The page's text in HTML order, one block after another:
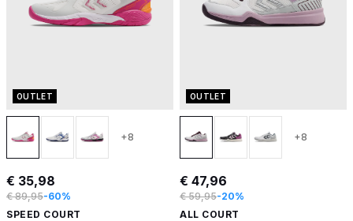
OUTLET
+8
€ 35,98
€ 89,95-60%
SPEED COURT
OUTLET
+8
€ 47,96
€ 59,95-20%
ALL COURT